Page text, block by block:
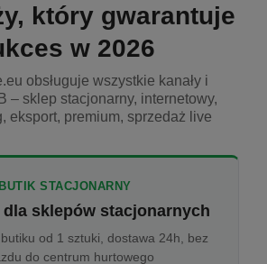
który gwarantuje
w 2026
obsługuje wszystkie kanały i
– sklep stacjonarny, internetowy,
eksport, premium, sprzedaż live
BUTIK STACJONARNY
sklepów stacjonarnych
od 1 sztuki, dostawa 24h, bez
do centrum hurtowego